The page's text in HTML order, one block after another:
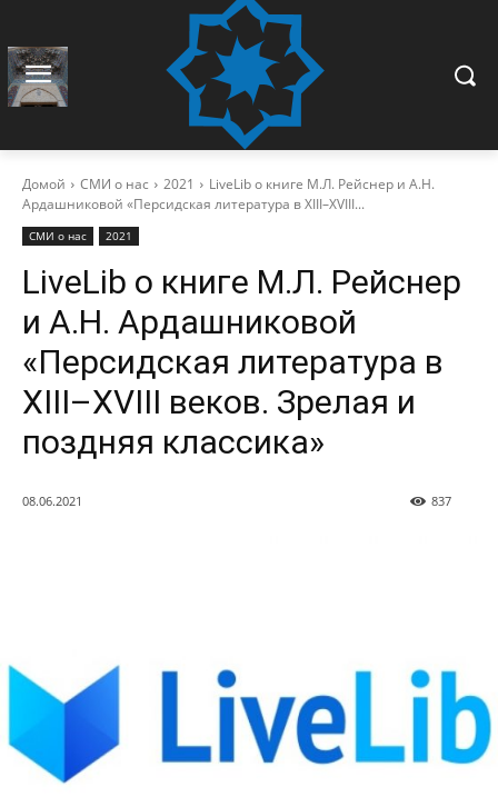
Домой СМИ о нас 2021
LiveLib о книге М.Л. Рейснер и А.Н.
Ардашниковой «Персидская литература в XIII–XVIII...
СМИ о нас 2021
LiveLib о книге М.Л. Рейснер
и А.Н. Ардашниковой
«Персидская литература в
XIII–XVIII веков. Зрелая и
поздняя классика»
08.06.2021 837